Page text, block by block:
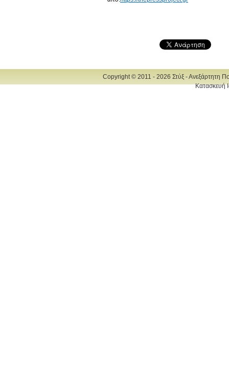
Copyright © 2011 - 2026 Στύξ - Ανεξάρτητη
Κατασκευή